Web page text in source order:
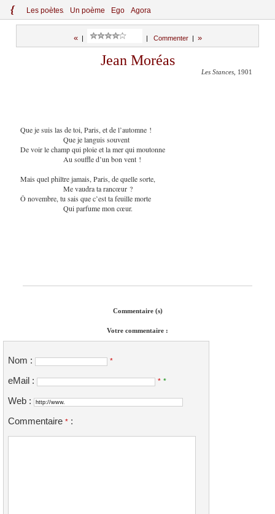
{ Les poètes Un poème Ego Agora
«| Commenter| »
Jean Moréas
Les Stances , 1901
Que je suis las de toi, Paris, et de l’automne !
Que je languis souvent
De voir le champ qui ploie et la mer qui moutonne
Au souffle d’un bon vent !
Mais quel philtre jamais, Paris, de quelle sorte,
Me vaudra ta rancœur ?
Ô novembre, tu sais que c’est ta feuille morte
Qui parfume mon cœur.
Commentaire (s)
Votre commentaire :
Nom : *
eMail : * *
Web :
Commentaire * :